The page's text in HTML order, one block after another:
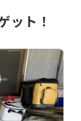
ット！